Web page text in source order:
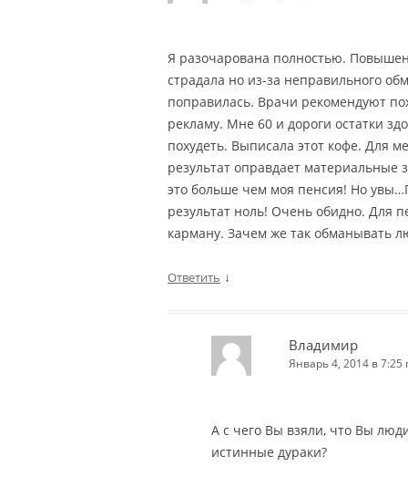
Я разочарована полностью.
страдала но из-за неправильного
поправилась. Врачи рекомендуют
рекламу. Мне 60 и дороги остатки
похудеть. Выписала этот кофе. Для
результат оправдает
это больше чем моя пенсия! Но
результат ноль! Очень обидно. Для
карману. Зачем же так обманывать
Ответить ↓
Владимир
Январь 4, 2014 в 7:25
А с чего Вы взяли, что Вы
истинные дураки?